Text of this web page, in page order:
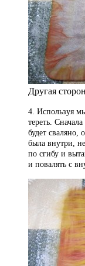
Другая
4. Используя
тереть.
будет сваляно,
была внутри,
по сгибу и
и повалять с